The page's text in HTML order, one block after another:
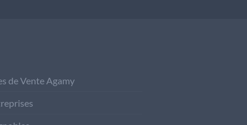
de Vente Agamy